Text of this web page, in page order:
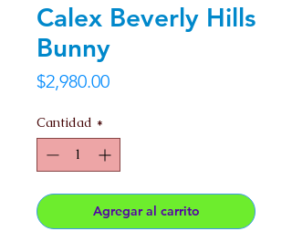
Calex Beverly Hills
Bunny
$2,980.00Precio
Cantidad *
Agregar al carrito